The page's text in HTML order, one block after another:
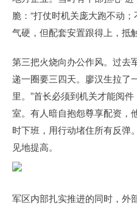
脆：“打仗时机关庞大跑不动
气硬，但配套安置跟得上，抵
第三把火烧向办公作风。过去
递一圈要三四天。廖汉生拉了
里。”首长必须到机关才能阅
室。有人暗自抱怨尊享配资，
时下班，用行动堵住所有反弹
见地提高。
军区内部扎实推进的同时，外